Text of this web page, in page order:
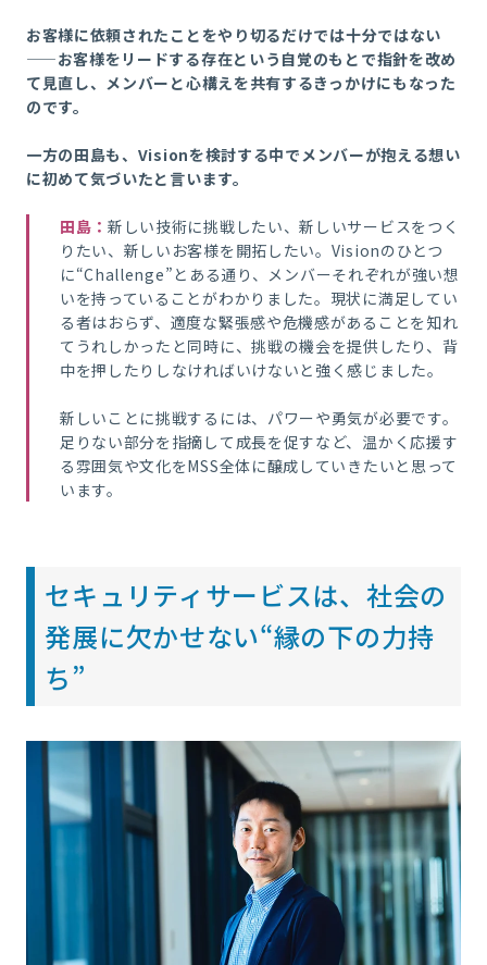
お客様に依頼されたことをやり切るだけでは十分ではない
——お客様をリードする存在という自覚のもとで指針を改め
て見直し、メンバーと心構えを共有するきっかけにもなった
のです。
一方の田島も、Visionを検討する中でメンバーが抱える想い
に初めて気づいたと言います。
田島 ： 新しい技術に挑戦したい、新しいサービスをつく
りたい、新しいお客様を開拓したい。Visionのひとつ
に“Challenge”とある通り、メンバーそれぞれが強い想
いを持っていることがわかりました。現状に満足してい
る者はおらず、適度な緊張感や危機感があることを知れ
てうれしかったと同時に、挑戦の機会を提供したり、背
中を押したりしなければいけないと強く感じました。
新しいことに挑戦するには、パワーや勇気が必要です。
足りない部分を指摘して成長を促すなど、温かく応援す
る雰囲気や文化をMSS全体に醸成していきたいと思って
います。
セキュリティサービスは、社会の
発展に欠かせない“縁の下の力持
ち”